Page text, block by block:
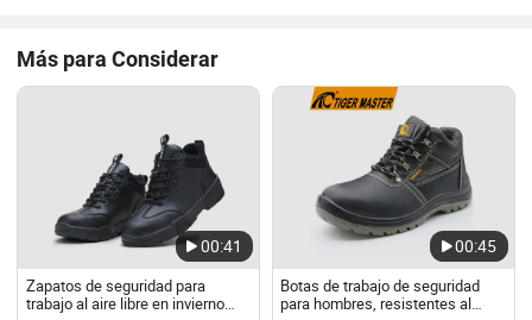
Más para Considerar
00:41
Zapatos de seguridad para
trabajo al aire libre en invierno
00:45
Botas de trabajo de seguridad
para hombres, resistentes al